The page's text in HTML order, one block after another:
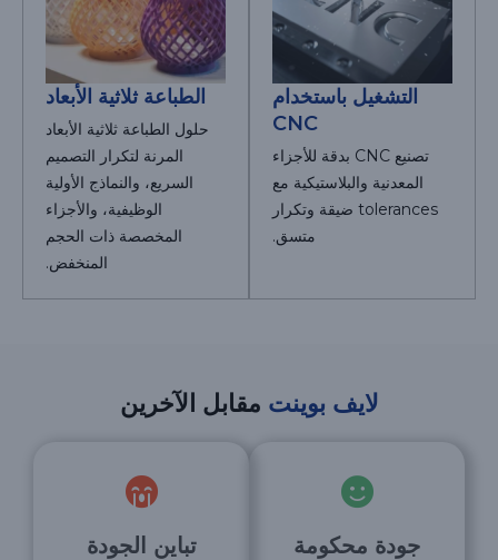
التشغيل باستخدام
CNC
تصنيع CNC بدقة للأجزاء
المعدنية والبلاستيكية مع
tolerances ضيقة وتكرار
متسق.
الطباعة ثلاثية الأبعاد
حلول الطباعة ثلاثية الأبعاد
المرنة لتكرار التصميم
السريع، والنماذج الأولية
الوظيفية، والأجزاء
المخصصة ذات الحجم
المنخفض.
لايف بوينت مقابل الآخرين
جودة محكومة تباين الجودة